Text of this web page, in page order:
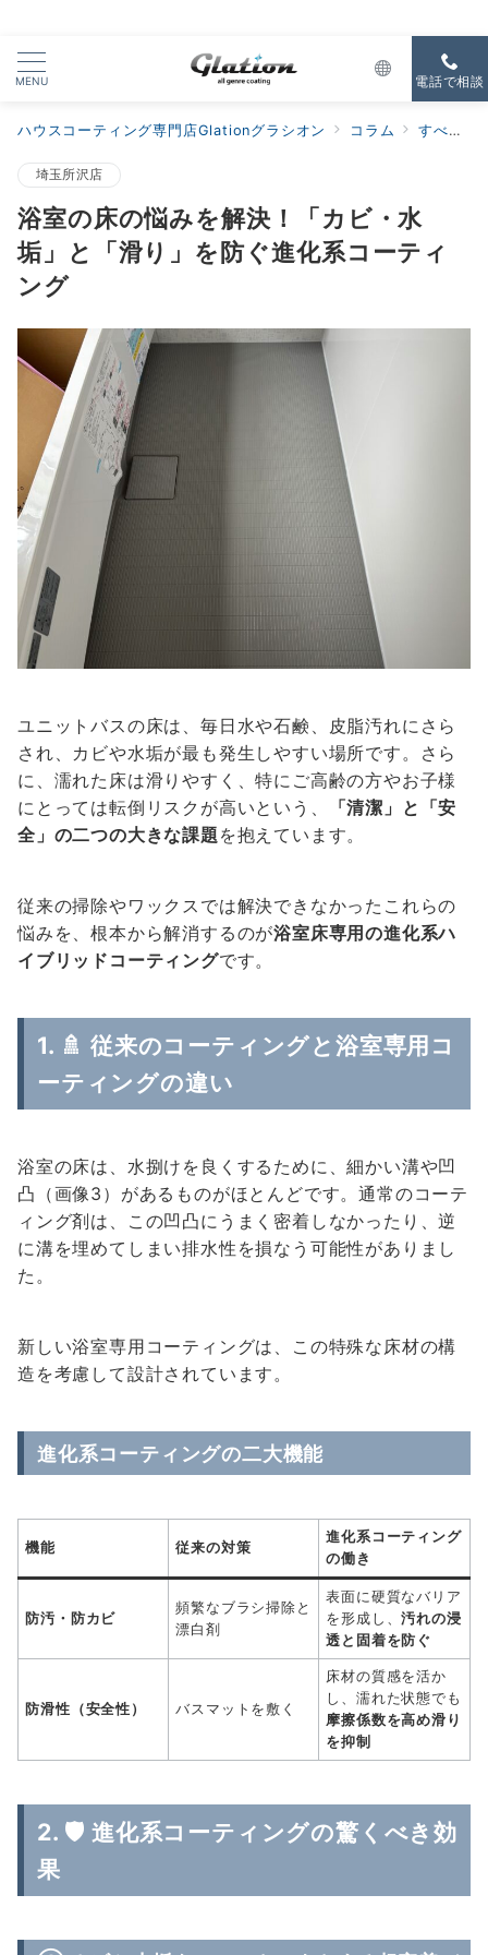
MENU 電話で相談
ハウスコーティング専門店Glationグラシオン コラム すべての新着
埼玉所沢店
浴室の床の悩みを解決！「カビ・水
垢」と「滑り」を防ぐ進化系コーティ
ング
ユニットバスの床は、毎日水や石鹸、皮脂汚れにさら
され、カビや水垢が最も発生しやすい場所です。さら
に、濡れた床は滑りやすく、特にご高齢の方やお子様
にとっては転倒リスクが高いという、
「清潔」と「安
全」の二つの大きな課題 を抱えています。
従来の掃除やワックスでは解決できなかったこれらの
悩みを、根本から解消するのが浴室床専用の進化系ハ
イブリッドコーティングです。
1. 🚿 従来のコーティングと浴室専用コ
ーティングの違い
浴室の床は、水捌けを良くするために、細かい溝や凹
凸（画像3）があるものがほとんどです。通常のコーテ
ィング剤は、この凹凸にうまく密着しなかったり、逆
に溝を埋めてしまい排水性を損なう可能性がありまし
た。
新しい浴室専用コーティングは、この特殊な床材の構
造を考慮して設計されています。
進化系コーティングの二大機能
機能 従来の対策
進化系コーティング
の働き
防汚・防カビ
頻繁なブラシ掃除と
漂白剤
表面に硬質なバリア
を形成し、汚れの浸
透と固着を防ぐ
防滑性（安全性） バスマットを敷く
床材の質感を活か
し、濡れた状態でも
摩擦係数を高め滑り
を抑制
2. 🛡️ 進化系コーティングの驚くべき効
果